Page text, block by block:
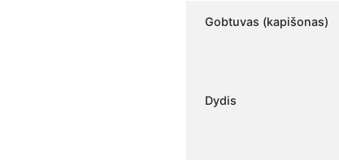
Gobtuvas (kapišonas)
Dydis